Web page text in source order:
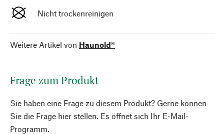
Nicht trockenreinigen
Weitere Artikel von Haunold®
Frage zum Produkt
Sie haben eine Frage zu diesem Produkt? Gerne können
Sie die Frage hier stellen. Es öffnet sich Ihr E-Mail-
Programm.